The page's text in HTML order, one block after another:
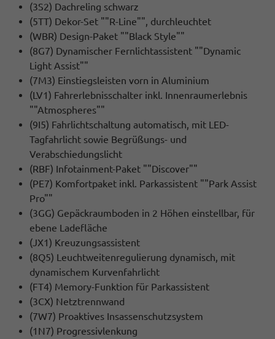
(3S2) Dachreling schwarz
(5TT) Dekor-Set ""R-Line"", durchleuchtet
(WBR) Design-Paket ""Black Style""
(8G7) Dynamischer Fernlichtassistent ""Dynamic
Light Assist""
(7M3) Einstiegsleisten vorn in Aluminium
(LV1) Fahrerlebnisschalter inkl. Innenraumerlebnis
""Atmospheres""
(9I5) Fahrlichtschaltung automatisch, mit LED-
Tagfahrlicht sowie Begrüßungs- und
Verabschiedungslicht
(RBF) Infotainment-Paket ""Discover""
(PE7) Komfortpaket inkl. Parkassistent ""Park Assist
Pro""
(3GG) Gepäckraumboden in 2 Höhen einstellbar, für
ebene Ladefläche
(JX1) Kreuzungsassistent
(8Q5) Leuchtweitenregulierung dynamisch, mit
dynamischem Kurvenfahrlicht
(FT4) Memory-Funktion für Parkassistent
(3CX) Netztrennwand
(7W7) Proaktives Insassenschutzsystem
(1N7) Progressivlenkung